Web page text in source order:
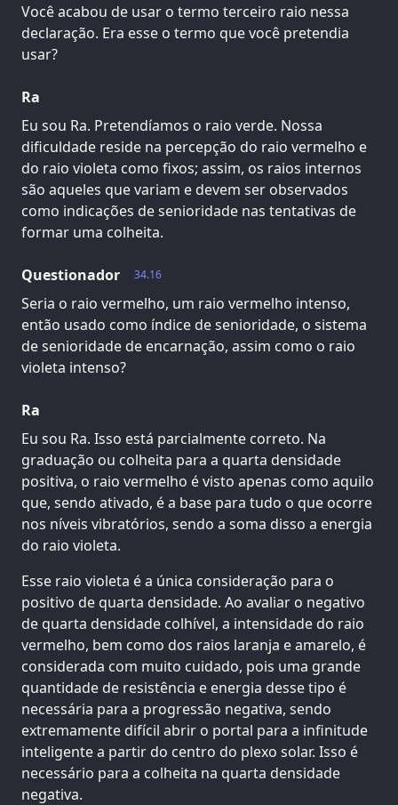
Você acabou de usar o termo terceiro raio nessa
declaração. Era esse o termo que você pretendia
usar?
Ra
Eu sou Ra. Pretendíamos o raio verde. Nossa
dificuldade reside na percepção do raio vermelho e
do raio violeta como fixos; assim, os raios internos
são aqueles que variam e devem ser observados
como indicações de senioridade nas tentativas de
formar uma colheita.
34.16
Questionador
Seria o raio vermelho, um raio vermelho intenso,
então usado como índice de senioridade, o sistema
de senioridade de encarnação, assim como o raio
violeta intenso?
Ra
Eu sou Ra. Isso está parcialmente correto. Na
graduação ou colheita para a quarta densidade
positiva, o raio vermelho é visto apenas como aquilo
que, sendo ativado, é a base para tudo o que ocorre
nos níveis vibratórios, sendo a soma disso a energia
do raio violeta.
Esse raio violeta é a única consideração para o
positivo de quarta densidade. Ao avaliar o negativo
de quarta densidade colhível, a intensidade do raio
vermelho, bem como dos raios laranja e amarelo, é
considerada com muito cuidado, pois uma grande
quantidade de resistência e energia desse tipo é
necessária para a progressão negativa, sendo
extremamente difícil abrir o portal para a infinitude
inteligente a partir do centro do plexo solar. Isso é
necessário para a colheita na quarta densidade
negativa.